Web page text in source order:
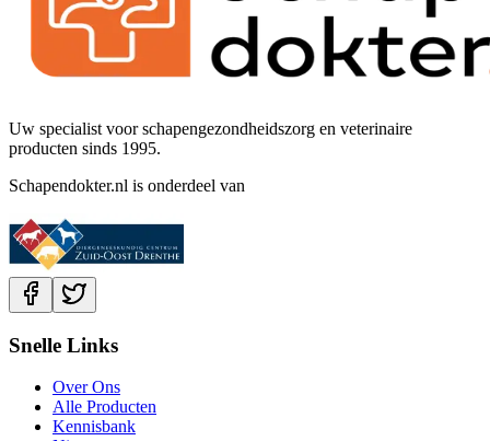
Uw specialist voor schapengezondheidszorg en veterinaire
producten sinds 1995.
Schapendokter.nl is onderdeel van
Snelle Links
Over Ons
Alle Producten
Kennisbank